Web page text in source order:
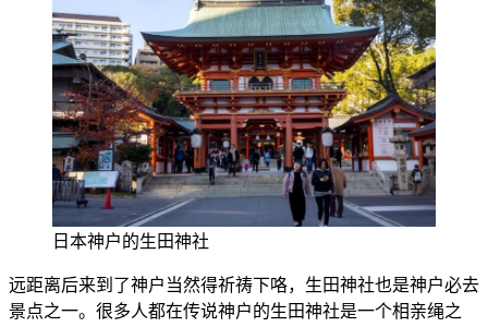
日本神户的生田神社
远距离后来到了神户当然得祈祷下咯，生田神社也是神户必去
景点之一。很多人都在传说神户的生田神社是一个相亲绳之